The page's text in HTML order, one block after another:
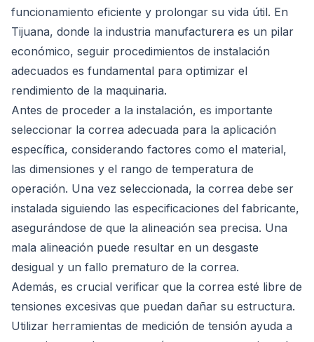
funcionamiento eficiente y prolongar su vida útil. En
Tijuana, donde la industria manufacturera es un pilar
económico, seguir procedimientos de instalación
adecuados es fundamental para optimizar el
rendimiento de la maquinaria.
Antes de proceder a la instalación, es importante
seleccionar la correa adecuada para la aplicación
específica, considerando factores como el material,
las dimensiones y el rango de temperatura de
operación. Una vez seleccionada, la correa debe ser
instalada siguiendo las especificaciones del fabricante,
asegurándose de que la alineación sea precisa. Una
mala alineación puede resultar en un desgaste
desigual y un fallo prematuro de la correa.
Además, es crucial verificar que la correa esté libre de
tensiones excesivas que puedan dañar su estructura.
Utilizar herramientas de medición de tensión ayuda a